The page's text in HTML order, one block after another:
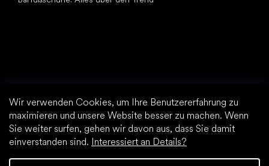
Wir verwenden Cookies, um Ihre Benutzererfahrung zu
maximieren und unsere Website besser zu machen. Wenn
Sie weiter surfen, gehen wir davon aus, dass Sie damit
einverstanden sind. Interessiert an Details?
Wanderschuhe, Trekkingschuhe
Sportschuhe
Elegante Schuhe
Sockenschuhe